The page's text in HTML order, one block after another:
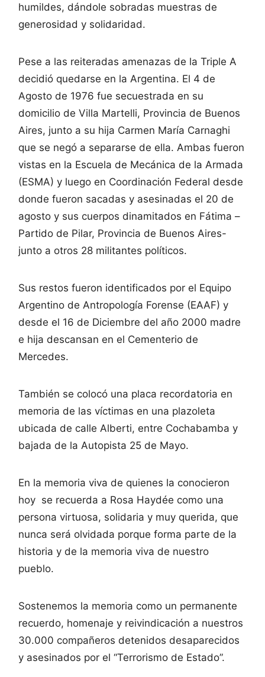
humildes, dándole sobradas muestras de
generosidad y solidaridad.
Pese a las reiteradas amenazas de la Triple A
decidió quedarse en la Argentina. El 4 de
Agosto de 1976 fue secuestrada en su
domicilio de Villa Martelli, Provincia de Buenos
Aires, junto a su hija Carmen María Carnaghi
que se negó a separarse de ella. Ambas fueron
vistas en la Escuela de Mecánica de la Armada
(ESMA) y luego en Coordinación Federal desde
donde fueron sacadas y asesinadas el 20 de
agosto y sus cuerpos dinamitados en Fátima –
Partido de Pilar, Provincia de Buenos Aires-
junto a otros 28 militantes políticos.
Sus restos fueron identificados por el Equipo
Argentino de Antropología Forense (EAAF) y
desde el 16 de Diciembre del año 2000 madre
e hija descansan en el Cementerio de
Mercedes.
También se colocó una placa recordatoria en
memoria de las víctimas en una plazoleta
ubicada de calle Alberti, entre Cochabamba y
bajada de la Autopista 25 de Mayo.
En la memoria viva de quienes la conocieron
hoy se recuerda a Rosa Haydée como una
persona virtuosa, solidaria y muy querida, que
nunca será olvidada porque forma parte de la
historia y de la memoria viva de nuestro
pueblo.
Sostenemos la memoria como un permanente
recuerdo, homenaje y reivindicación a nuestros
30.000 compañeros detenidos desaparecidos
y asesinados por el “Terrorismo de Estado”.